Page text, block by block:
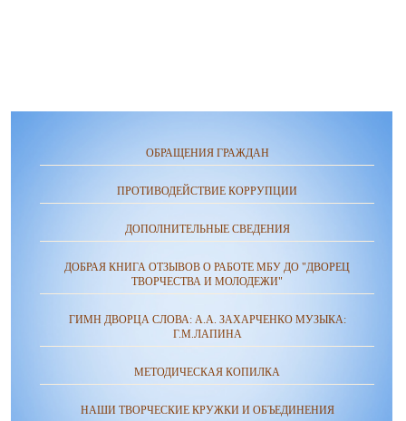
ОБРАЩЕНИЯ ГРАЖДАН
ПРОТИВОДЕЙСТВИЕ КОРРУПЦИИ
ДОПОЛНИТЕЛЬНЫЕ СВЕДЕНИЯ
ДОБРАЯ КНИГА ОТЗЫВОВ О РАБОТЕ МБУ ДО "ДВОРЕЦ
ТВОРЧЕСТВА И МОЛОДЕЖИ"
ГИМН ДВОРЦА СЛОВА: А.А. ЗАХАРЧЕНКО МУЗЫКА:
Г.М.ЛАПИНА
МЕТОДИЧЕСКАЯ КОПИЛКА
НАШИ ТВОРЧЕСКИЕ КРУЖКИ И ОБЪЕДИНЕНИЯ